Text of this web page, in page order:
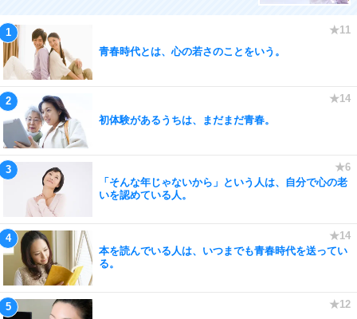
青春時代とは、心の若さのことをいう。
初体験があるうちは、まだまだ青春。
「そんな年じゃないから」という人は、自分で心の老
いを認めている人。
本を読んでいる人は、いつまでも青春時代を送ってい
る。